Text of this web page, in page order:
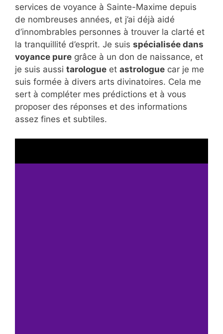
services de voyance à Sainte-Maxime depuis
de nombreuses années, et j’ai déjà aidé
d’innombrables personnes à trouver la clarté et
la tranquillité d’esprit. Je suis spécialisée dans
voyance pure grâce à un don de naissance, et
je suis aussi tarologue et astrologue car je me
suis formée à divers arts divinatoires. Cela me
sert à compléter mes prédictions et à vous
proposer des réponses et des informations
assez fines et subtiles.